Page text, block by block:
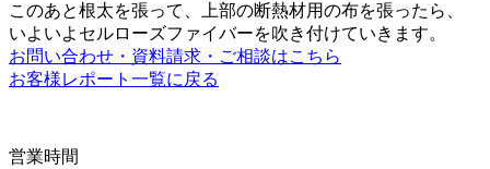
このあと根太を張って、上部の断熱材用の布を張ったら、
いよいよセルローズファイバーを吹き付けていきます。
お問い合わせ・資料請求・ご相談はこちら
お客様レポート一覧に戻る
営業時間